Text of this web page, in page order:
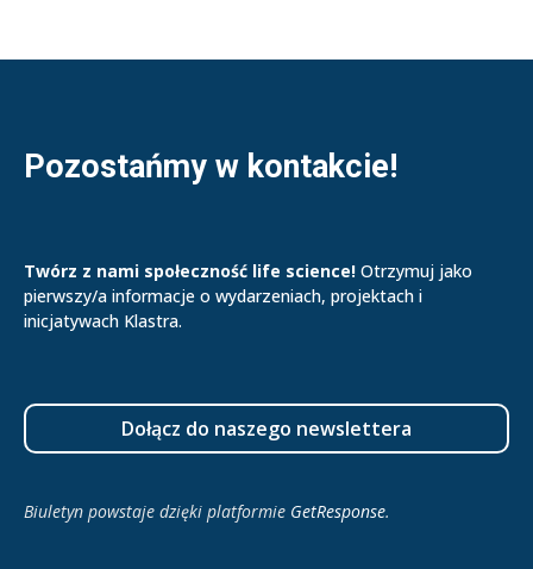
Pozostańmy w kontakcie!
Twórz z nami społeczność life science! Otrzymuj jako
pierwszy/a informacje o wydarzeniach, projektach i
inicjatywach Klastra.
Dołącz do naszego newslettera
Biuletyn powstaje dzięki platformie GetResponse.